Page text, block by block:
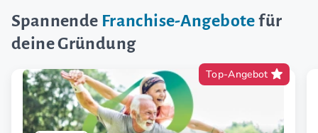
Spannende Franchise-Angebotefür
deine Gründung
Top-Angebot